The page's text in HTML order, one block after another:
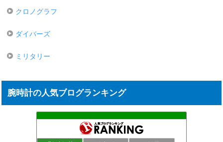
クロノグラフ
ダイバーズ
ミリタリー
腕時計の人気ブログランキング